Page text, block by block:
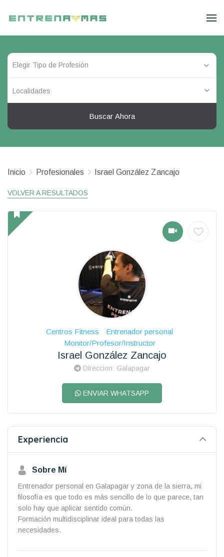
Localidades
Buscar Ahora
Inicio Profesionales Israel González Zancajo
VOLVER A RESULTADOS
Centros Fitness
Entrenador personal
Monitor/Profesor/Instructor
Israel González Zancajo
Direccion: Galapagar
ENVIAR WHATSAPP
Experiencia
Sobre Mí
Entrenador personal en Galapagar y zona de la sierra, mi
filosofía es que todo es más sencillo de lo que parece, tan
solo hay que aplicar sentido común.
Formación multidisciplinar ideal para todas las
necesidades.